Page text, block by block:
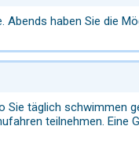
haben Sie die
täglich schwimmen
teilnehmen.